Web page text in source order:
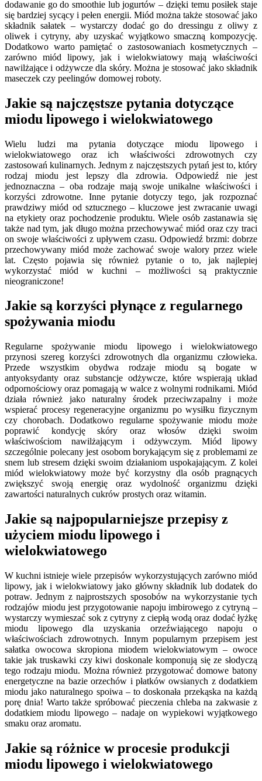
dodawanie go do smoothie lub jogurtów – dzięki temu posiłek staje
się bardziej sycący i pełen energii. Miód można także stosować jako
składnik sałatek – wystarczy dodać go do dressingu z oliwy z
oliwek i cytryny, aby uzyskać wyjątkowo smaczną kompozycję.
Dodatkowo warto pamiętać o zastosowaniach kosmetycznych –
zarówno miód lipowy, jak i wielokwiatowy mają właściwości
nawilżające i odżywcze dla skóry. Można je stosować jako składnik
maseczek czy peelingów domowej roboty.
Jakie są najczęstsze pytania dotyczące
miodu lipowego i wielokwiatowego
Wielu ludzi ma pytania dotyczące miodu lipowego i
wielokwiatowego oraz ich właściwości zdrowotnych czy
zastosowań kulinarnych. Jednym z najczęstszych pytań jest to, który
rodzaj miodu jest lepszy dla zdrowia. Odpowiedź nie jest
jednoznaczna – oba rodzaje mają swoje unikalne właściwości i
korzyści zdrowotne. Inne pytanie dotyczy tego, jak rozpoznać
prawdziwy miód od sztucznego – kluczowe jest zwracanie uwagi
na etykiety oraz pochodzenie produktu. Wiele osób zastanawia się
także nad tym, jak długo można przechowywać miód oraz czy traci
on swoje właściwości z upływem czasu. Odpowiedź brzmi: dobrze
przechowywany miód może zachować swoje walory przez wiele
lat. Często pojawia się również pytanie o to, jak najlepiej
wykorzystać miód w kuchni – możliwości są praktycznie
nieograniczone!
Jakie są korzyści płynące z regularnego
spożywania miodu
Regularne spożywanie miodu lipowego i wielokwiatowego
przynosi szereg korzyści zdrowotnych dla organizmu człowieka.
Przede wszystkim obydwa rodzaje miodu są bogate w
antyoksydanty oraz substancje odżywcze, które wspierają układ
odpornościowy oraz pomagają w walce z wolnymi rodnikami. Miód
działa również jako naturalny środek przeciwzapalny i może
wspierać procesy regeneracyjne organizmu po wysiłku fizycznym
czy chorobach. Dodatkowo regularne spożywanie miodu może
poprawić kondycję skóry oraz włosów dzięki swoim
właściwościom nawilżającym i odżywczym. Miód lipowy
szczególnie polecany jest osobom borykającym się z problemami ze
snem lub stresem dzięki swoim działaniom uspokajającym. Z kolei
miód wielokwiatowy może być korzystny dla osób pragnących
zwiększyć swoją energię oraz wydolność organizmu dzięki
zawartości naturalnych cukrów prostych oraz witamin.
Jakie są najpopularniejsze przepisy z
użyciem miodu lipowego i
wielokwiatowego
W kuchni istnieje wiele przepisów wykorzystujących zarówno miód
lipowy, jak i wielokwiatowy jako główny składnik lub dodatek do
potraw. Jednym z najprostszych sposobów na wykorzystanie tych
rodzajów miodu jest przygotowanie napoju imbirowego z cytryną –
wystarczy wymieszać sok z cytryny z ciepłą wodą oraz dodać łyżkę
miodu lipowego dla uzyskania orzeźwiającego napoju o
właściwościach zdrowotnych. Innym popularnym przepisem jest
sałatka owocowa skropiona miodem wielokwiatowym – owoce
takie jak truskawki czy kiwi doskonale komponują się ze słodyczą
tego rodzaju miodu. Można również przygotować domowe batony
energetyczne na bazie orzechów i płatków owsianych z dodatkiem
miodu jako naturalnego spoiwa – to doskonała przekąska na każdą
porę dnia! Warto także spróbować pieczenia chleba na zakwasie z
dodatkiem miodu lipowego – nadaje on wypiekowi wyjątkowego
smaku oraz aromatu.
Jakie są różnice w procesie produkcji
miodu lipowego i wielokwiatowego